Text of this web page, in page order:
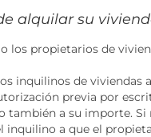
alquilar su
los propietarios de
inquilinos de viviendas
previa por
también a su importe.
inquilino a que el